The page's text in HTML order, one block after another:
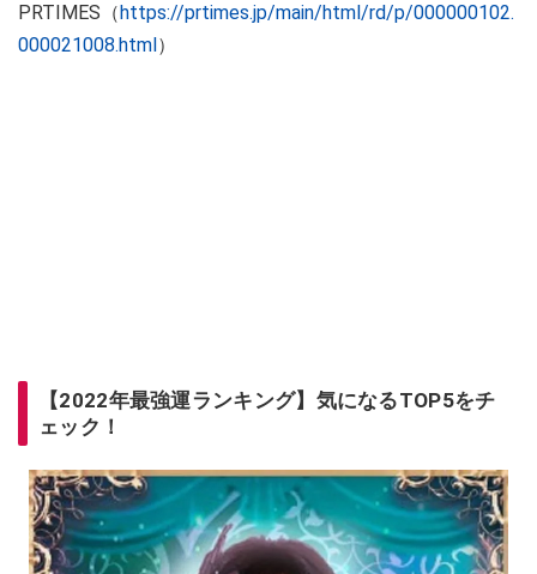
PRTIMES（https://prtimes.jp/main/html/rd/p/000000102.
000021008.html）
【2022年最強運ランキング】気になるTOP5をチ
ェック！